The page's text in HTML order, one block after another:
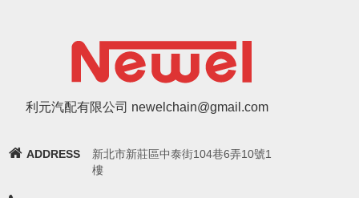
利元汽配有限公司 newelchain@gmail.com
ADDRESS
新北市新莊區中泰街104巷6弄10號1
樓